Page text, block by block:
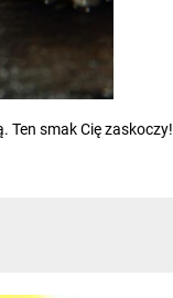
Ten smak Cię zaskoczy!